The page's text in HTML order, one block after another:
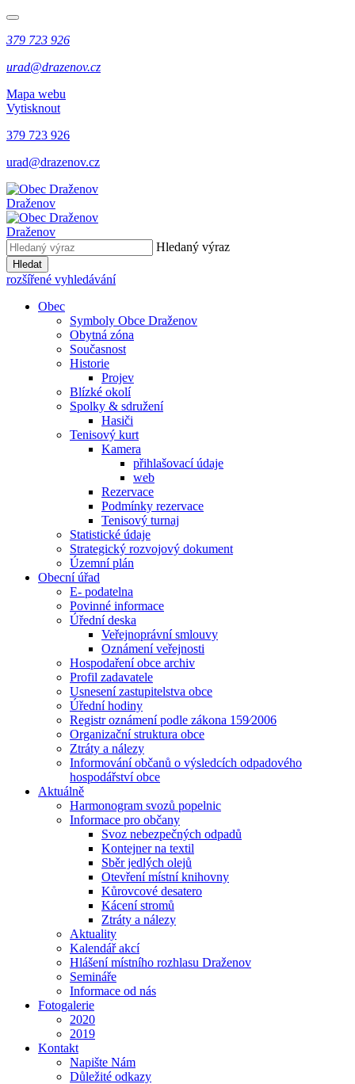
379 723 926
urad@drazenov.cz
Mapa webu
Vytisknout
379 723 926
urad@drazenov.cz
Draženov
Draženov
Hledaný výraz
Hledat
rozšířené vyhledávání
Obec
Symboly Obce Draženov
Obytná zóna
Současnost
Historie
Projev
Blízké okolí
Spolky & sdružení
Hasiči
Tenisový kurt
Kamera
přihlašovací údaje
web
Rezervace
Podmínky rezervace
Tenisový turnaj
Statistické údaje
Strategický rozvojový dokument
Územní plán
Obecní úřad
E- podatelna
Povinné informace
Úřední deska
Veřejnoprávní smlouvy
Oznámení veřejnosti
Hospodaření obce archiv
Profil zadavatele
Usnesení zastupitelstva obce
Úřední hodiny
Registr oznámení podle zákona 159⁄2006
Organizační struktura obce
Ztráty a nálezy
Informování občanů o výsledcích odpadového
hospodářství obce
Aktuálně
Harmonogram svozů popelnic
Informace pro občany
Svoz nebezpečných odpadů
Kontejner na textil
Sběr jedlých olejů
Otevření místní knihovny
Kůrovcové desatero
Kácení stromů
Ztráty a nálezy
Aktuality
Kalendář akcí
Hlášení místního rozhlasu Draženov
Semináře
Informace od nás
Fotogalerie
2020
2019
Kontakt
Napište Nám
Důležité odkazy